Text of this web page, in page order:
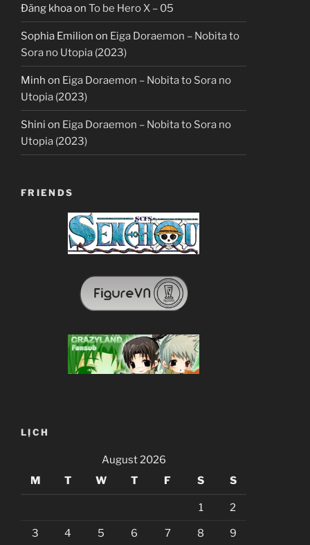
Đăng khoaon To be Hero X – 05
Sophia Emilion on Eiga Doraemon – Nobita to
Sora no Utopia (2023)
Minh on Eiga Doraemon – Nobita to Sora no
Utopia (2023)
Shini on Eiga Doraemon – Nobita to Sora no
Utopia (2023)
FRIENDS
LỊCH
August 2026
M
T W T F S S
1 2
3 4 5 6 7 8 9